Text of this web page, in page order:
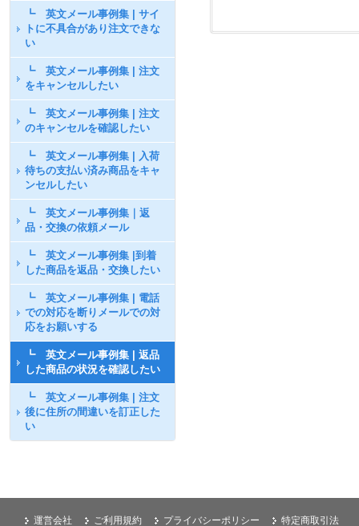
┗ 英文メール事例集 | サイ
トに不具合があり注文できな
い
┗ 英文メール事例集 | 注文
をキャンセルしたい
┗ 英文メール事例集 | 注文
のキャンセルを確認したい
┗ 英文メール事例集 | 入荷
待ちの支払い済み商品をキャ
ンセルしたい
┗ 英文メール事例集｜返
品・交換の依頼メール
┗ 英文メール事例集 |到着
した商品を返品・交換したい
┗ 英文メール事例集 | 電話
での対応を断りメールでの対
応をお願いする
┗ 英文メール事例集 | 返品
した商品の状況を確認したい
┗ 英文メール事例集 | 注文
後に住所の間違いを訂正した
い
特定商取引法
プライバシーポリシー
ご利用規約
運営会社